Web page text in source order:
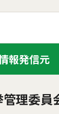
報発信元
理委員